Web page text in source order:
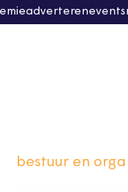
adverterenevents
bestuur en